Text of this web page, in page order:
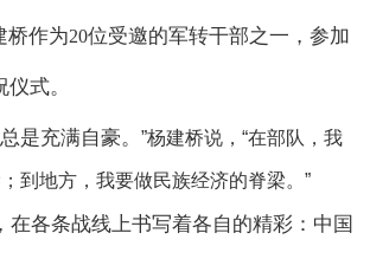
桥作为20位受邀的军转干部之一，参加
式。
是充满自豪。 ”杨建桥说， “在部队，我
到地方，我要做民族经济的脊梁。 ”
在各条战线上书写着各自的精彩：中国